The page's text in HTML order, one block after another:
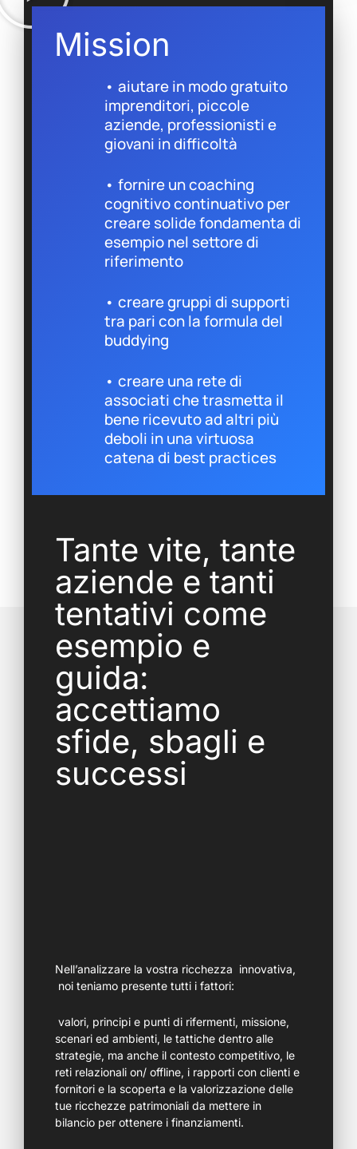
Mission
• aiutare in modo gratuito
imprenditori, piccole
aziende, professionisti e
giovani in difficoltà
• fornire un coaching
cognitivo continuativo per
creare solide fondamenta di
esempio nel settore di
riferimento
• creare gruppi di supporti
tra pari con la formula del
buddying
• creare una rete di
associati che trasmetta il
bene ricevuto ad altri più
deboli in una virtuosa
catena di best practices
Tante vite, tante
aziende e tanti
tentativi come
esempio e
guida:
accettiamo
sfide, sbagli e
successi
Nell’analizzare la vostra ricchezza innovativa,
noi teniamo presente tutti i fattori:
valori, principi e punti di rifermenti, missione,
scenari ed ambienti, le tattiche dentro alle
strategie, ma anche il contesto competitivo, le
reti relazionali on/ offline, i rapporti con clienti e
fornitori e la scoperta e la valorizzazione delle
tue ricchezze patrimoniali da mettere in
bilancio per ottenere i finanziamenti.